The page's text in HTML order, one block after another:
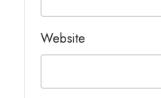
Website